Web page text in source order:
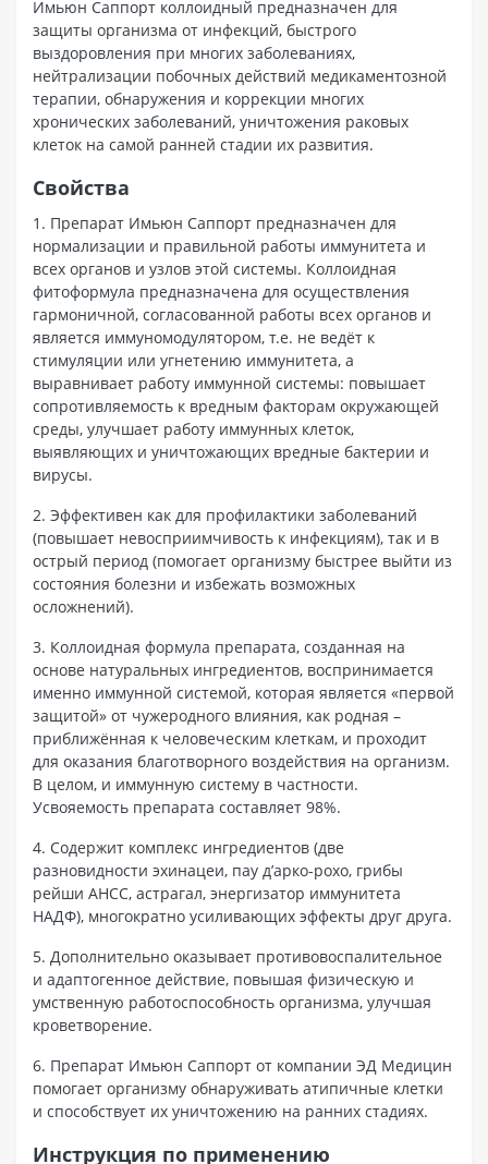
Имьюн Саппорт коллоидный предназначен для
защиты организма от инфекций, быстрого
выздоровления при многих заболеваниях,
нейтрализации побочных действий медикаментозной
терапии, обнаружения и коррекции многих
хронических заболеваний, уничтожения раковых
клеток на самой ранней стадии их развития.
Свойства
1. Препарат Имьюн Саппорт предназначен для
нормализации и правильной работы иммунитета и
всех органов и узлов этой системы. Коллоидная
фитоформула предназначена для осуществления
гармоничной, согласованной работы всех органов и
является иммуномодулятором, т.е. не ведёт к
стимуляции или угнетению иммунитета, а
выравнивает работу иммунной системы: повышает
сопротивляемость к вредным факторам окружающей
среды, улучшает работу иммунных клеток,
выявляющих и уничтожающих вредные бактерии и
вирусы.
2. Эффективен как для профилактики заболеваний
(повышает невосприимчивость к инфекциям), так и в
острый период (помогает организму быстрее выйти из
состояния болезни и избежать возможных
осложнений).
3. Коллоидная формула препарата, созданная на
основе натуральных ингредиентов, воспринимается
именно иммунной системой, которая является «первой
защитой» от чужеродного влияния, как родная –
приближённая к человеческим клеткам, и проходит
для оказания благотворного воздействия на организм.
В целом, и иммунную систему в частности.
Усвояемость препарата составляет 98%.
4. Содержит комплекс ингредиентов (две
разновидности эхинацеи, пау д’арко-рохо, грибы
рейши АНСС, астрагал, энергизатор иммунитета
НАДФ), многократно усиливающих эффекты друг друга.
5. Дополнительно оказывает противовоспалительное
и адаптогенное действие, повышая физическую и
умственную работоспособность организма, улучшая
кроветворение.
6. Препарат Имьюн Саппорт от компании ЭД Медицин
помогает организму обнаруживать атипичные клетки
и способствует их уничтожению на ранних стадиях.
Инструкция по применению